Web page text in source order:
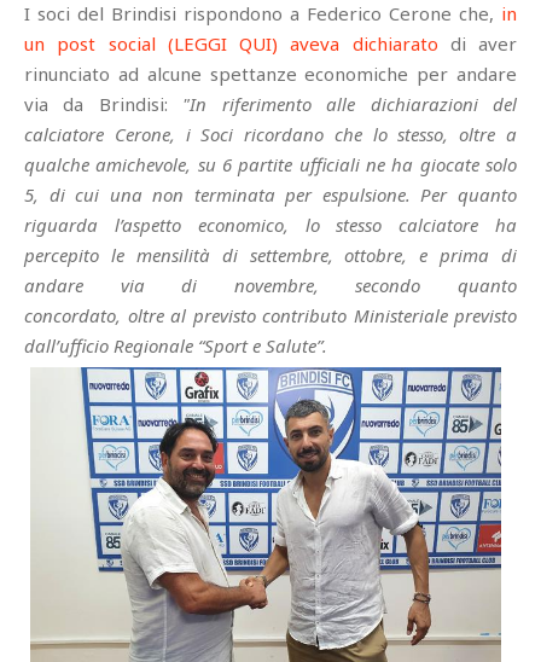
I soci del Brindisi rispondono a Federico Cerone che, in
un post social (LEGGI QUI) aveva dichiarato di aver
rinunciato ad alcune spettanze economiche per andare
via da Brindisi: "In riferimento alle dichiarazioni del
calciatore Cerone, i Soci ricordano che lo stesso, oltre a
qualche amichevole, su 6 partite ufficiali ne ha giocate solo
5, di cui una non terminata per espulsione. Per quanto
riguarda l’aspetto economico, lo stesso calciatore ha
percepito le mensilità di settembre, ottobre, e prima di
andare via di novembre, secondo quanto
concordato, oltre al previsto contributo Ministeriale previsto
dall’ufficio Regionale “Sport e Salute”.